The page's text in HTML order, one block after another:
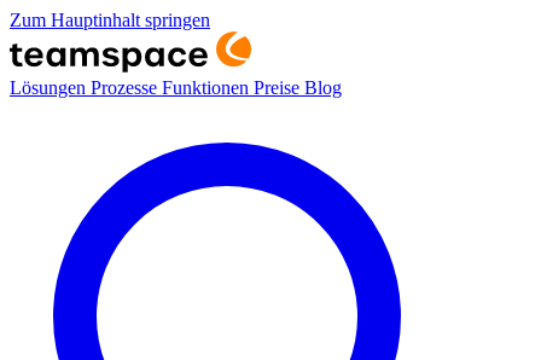
Zum Hauptinhalt springen
Lösungen Prozesse Funktionen Preise Blog